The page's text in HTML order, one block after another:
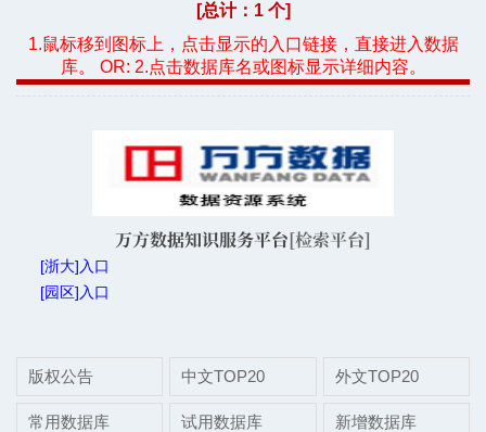
[总计：1 个]
1.鼠标移到图标上，点击显示的入口链接，直接进入数据
库。 OR: 2.点击数据库名或图标显示详细内容。
万方数据知识服务平台[检索平台]
[浙大]入口
[园区]入口
版权公告 中文TOP20 外文TOP20
常用数据库 试用数据库 新增数据库